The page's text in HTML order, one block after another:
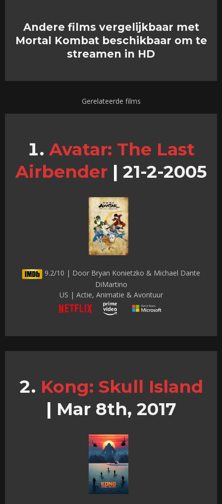
Andere films vergelijkbaar met
Mortal Kombat beschikbaar om te
streamen in HD
Gerelateerde films
Avatar: The Last
Airbender | 21-2-2005
9.2/10 | Door Bryan Konietzko & Michael Dante
DiMartino
US | Actie, Animatie & Avontuur
Kong: Skull Island
| Mar 8th, 2017